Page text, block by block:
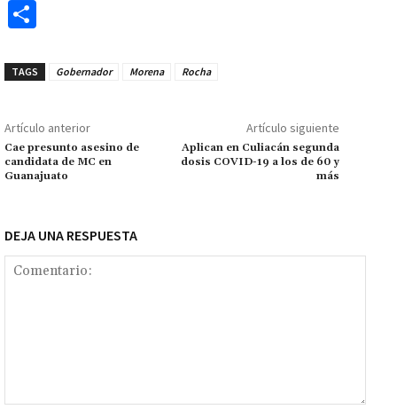
o
k
sA
p
er l
r
n
k
m
ar
tir
TAGS Gobernador Morena Rocha
Artículo anterior
Cae presunto asesino de
candidata de MC en
Guanajuato
Artículo siguiente
Aplican en Culiacán segunda
dosis COVID-19 a los de 60 y
más
DEJA UNA RESPUESTA